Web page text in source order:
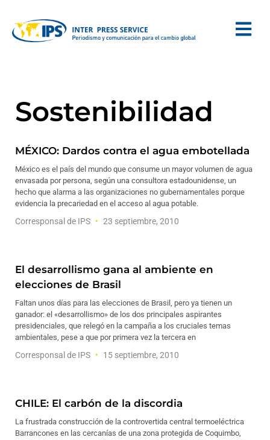
Sostenibilidad
MÉXICO: Dardos contra el agua embotellada
México es el país del mundo que consume un mayor volumen de agua
envasada por persona, según una consultora estadounidense, un
hecho que alarma a las organizaciones no gubernamentales porque
evidencia la precariedad en el acceso al agua potable.
Corresponsal de IPS 23 septiembre, 2010
El desarrollismo gana al ambiente en
elecciones de Brasil
Faltan unos días para las elecciones de Brasil, pero ya tienen un
ganador: el «desarrollismo» de los dos principales aspirantes
presidenciales, que relegó en la campaña a los cruciales temas
ambientales, pese a que por primera vez la tercera en
Corresponsal de IPS 15 septiembre, 2010
CHILE: El carbón de la discordia
La frustrada construcción de la controvertida central termoeléctrica
Barrancones en las cercanías de una zona protegida de Coquimbo,